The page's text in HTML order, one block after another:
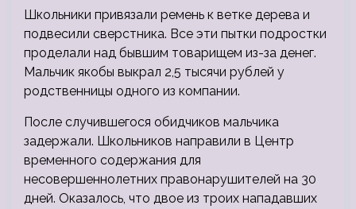
Школьники привязали ремень к ветке дерева и
подвесили сверстника. Все эти пытки подростки
проделали над бывшим товарищем из-за денег.
Мальчик якобы выкрал 2,5 тысячи рублей у
родственницы одного из компании.
После случившегося обидчиков мальчика
задержали. Школьников направили в Центр
временного содержания для
несовершеннолетних правонарушителей на 30
дней. Оказалось, что двое из троих нападавших